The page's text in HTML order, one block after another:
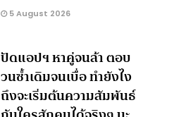
5 August 2026
ปัดแอปฯ หาคู่จนล้า ตอบ
วนซ้ำเดิมจนเบื่อ ทำยังไง
ถึงจะเริ่มต้นความสัมพันธ์